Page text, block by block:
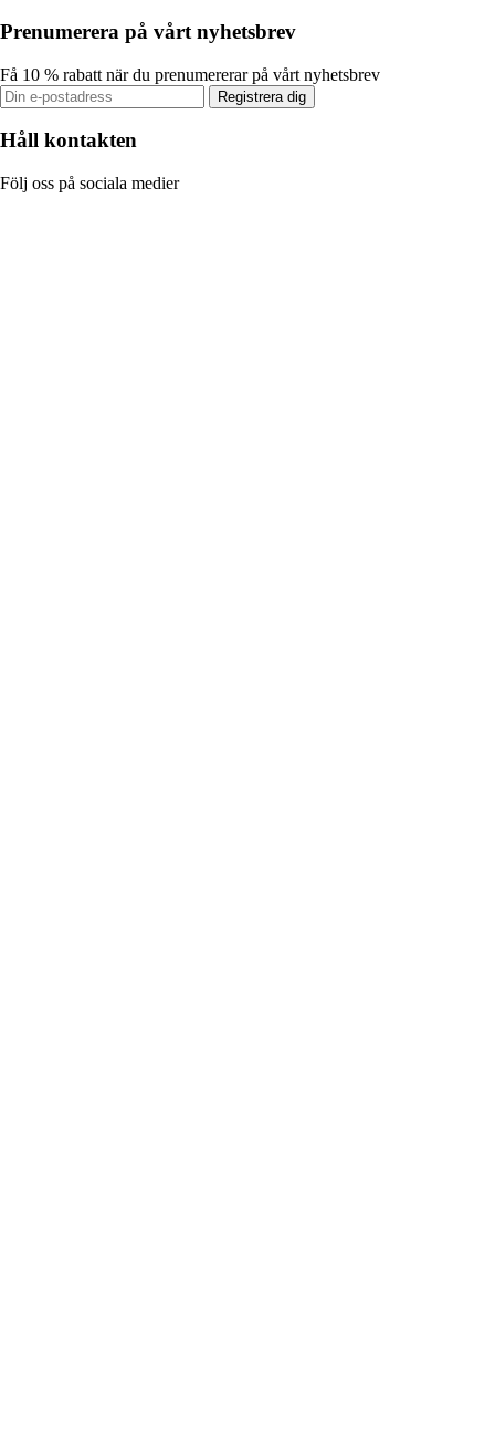
Prenumerera på vårt nyhetsbrev
Få 10 % rabatt när du prenumererar på vårt nyhetsbrev
Registrera dig
Håll kontakten
Följ oss på sociala medier